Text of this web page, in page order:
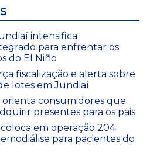
intensifica
para enfrentar os
do El Niño
fiscalização e alerta sobre
lotes em Jundiaí
consumidores que
presentes para os pais
em operação 204
para pacientes do